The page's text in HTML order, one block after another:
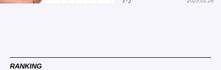
RANKING